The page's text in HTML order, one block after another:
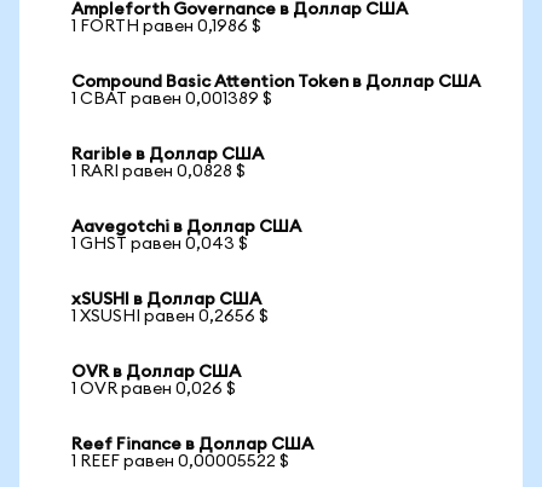
Ampleforth Governance в Доллар США
1 FORTH равен 0,1986 $
Compound Basic Attention Token в Доллар США
1 CBAT равен 0,001389 $
Rarible в Доллар США
1 RARI равен 0,0828 $
Aavegotchi в Доллар США
1 GHST равен 0,043 $
xSUSHI в Доллар США
1 XSUSHI равен 0,2656 $
OVR в Доллар США
1 OVR равен 0,026 $
Reef Finance в Доллар США
1 REEF равен 0,00005522 $